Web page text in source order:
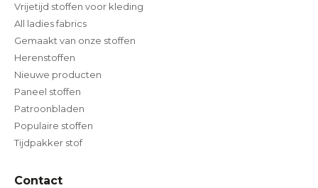
Vrijetijd stoffen voor kleding
All ladies fabrics
Gemaakt van onze stoffen
Herenstoffen
Nieuwe producten
Paneel stoffen
Patroonbladen
Populaire stoffen
Tijdpakker stof
Contact